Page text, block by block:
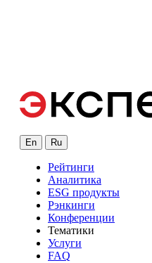
En Ru
Рейтинги
Аналитика
ESG продукты
Рэнкинги
Конференции
Тематики
Услуги
FAQ